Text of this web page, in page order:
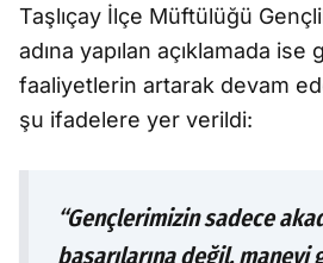
Taşlıçay İlçe Müftülüğü
adına yapılan açıklamada
faaliyetlerin artarak devam
şu ifadelere yer verildi:
“Gençlerimizin sadece
başarılarına değil,